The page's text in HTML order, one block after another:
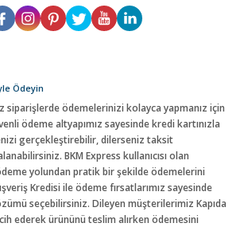
Ödeyin
siparişlerde ödemelerinizi kolayca yapmanız için
ödeme altyapımız sayesinde kredi kartınızla
gerçekleştirebilir, dilerseniz taksit
BKM Express kullanıcısı olan
yolundan pratik bir şekilde ödemelerini
Kredisi ile ödeme fırsatlarımız sayesinde
seçebilirsiniz. Dileyen müşterilerimiz Kapıda
ederek ürününü teslim alırken ödemesini